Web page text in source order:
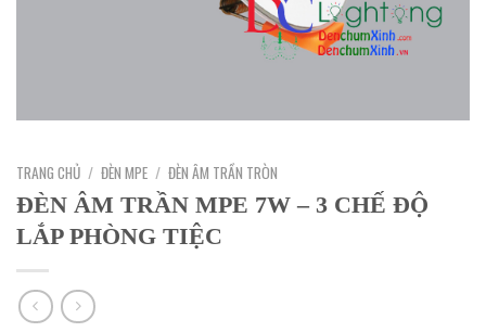
TRANG CHỦ / ĐÈN MPE / ĐÈN ÂM TRẦN TRÒN
ĐÈN ÂM TRẦN MPE 7W – 3 CHẾ ĐỘ
LẮP PHÒNG TIỆC